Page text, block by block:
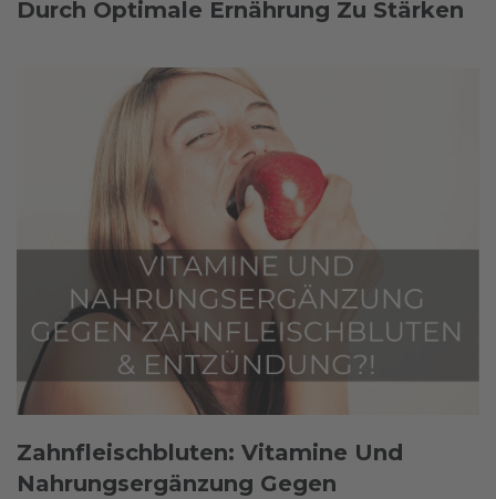
Durch Optimale Ernährung Zu Stärken
Zahnfleischbluten: Vitamine Und
Nahrungsergänzung Gegen